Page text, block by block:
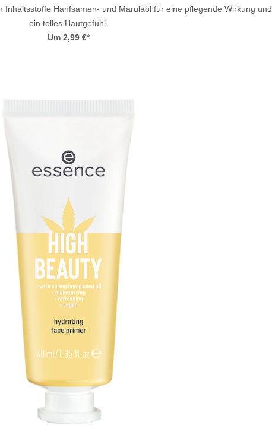
Inhaltsstoffe Hanfsamen- und Marulaöl für eine pflegende Wirkung und
ein tolles Hautgefühl.
Um 2,99 €*